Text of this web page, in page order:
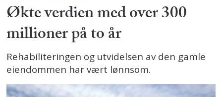
Økte verdien med over 300
millioner på to år
Rehabiliteringen og utvidelsen av den gamle
eiendommen har vært lønnsom.